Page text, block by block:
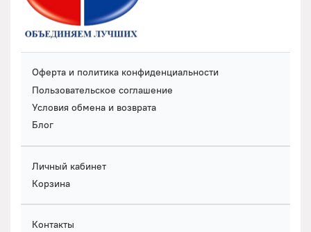
Оферта и политика конфиденциальности
Пользовательское соглашение
Условия обмена и возврата
Блог
Личный кабинет
Корзина
Контакты